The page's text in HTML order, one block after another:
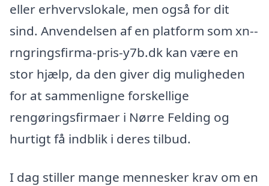
eller erhvervslokale, men også for dit
sind. Anvendelsen af en platform som xn--
rngringsfirma-pris-y7b.dk kan være en
stor hjælp, da den giver dig muligheden
for at sammenligne forskellige
rengøringsfirmaer i Nørre Felding og
hurtigt få indblik i deres tilbud.
I dag stiller mange mennesker krav om en